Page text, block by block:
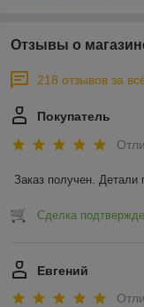
Отзывы о
218 отзывов за
Покупатель
Заказ получен.
Сделка
Евгений